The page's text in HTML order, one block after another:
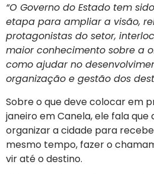
“O Governo do Estado tem
etapa para ampliar a visão,
protagonistas do setor,
maior conhecimento sobre a
como ajudar no
organização e gestão dos
Sobre o que deve colocar em
janeiro em Canela, ele fala
organizar a cidade para
mesmo tempo, fazer o
vir até o destino.